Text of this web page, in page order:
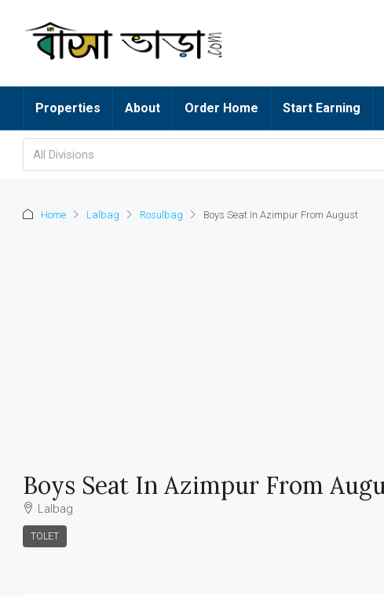
Properties About Order Home Start Earning
All Divisions
Home Lalbag Rosulbag Boys Seat In Azimpur From August
Boys Seat In Azimpur From
Lalbag
TOLET